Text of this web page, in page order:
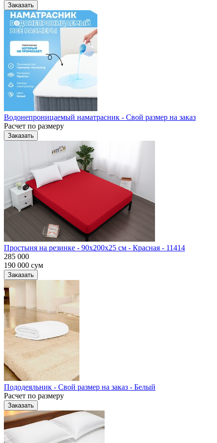
Заказать
Водонепроницаемый наматрасник - Свой размер на заказ
Расчет по размеру
Заказать
Простыня на резинке - 90x200x25 cм - Красная - 11414
285 000
190 000 сум
Заказать
Пододеяльник - Свой размер на заказ - Белый
Расчет по размеру
Заказать